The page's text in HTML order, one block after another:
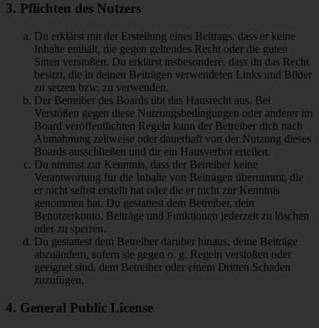
3. Pflichten des Nutzers
Du erklärst mit der Erstellung eines Beitrags, dass er keine
Inhalte enthält, die gegen geltendes Recht oder die guten
Sitten verstoßen. Du erklärst insbesondere, dass du das Recht
besitzt, die in deinen Beiträgen verwendeten Links und Bilder
zu setzen bzw. zu verwenden.
Der Betreiber des Boards übt das Hausrecht aus. Bei
Verstößen gegen diese Nutzungsbedingungen oder anderer im
Board veröffentlichten Regeln kann der Betreiber dich nach
Abmahnung zeitweise oder dauerhaft von der Nutzung dieses
Boards ausschließen und dir ein Hausverbot erteilen.
Du nimmst zur Kenntnis, dass der Betreiber keine
Verantwortung für die Inhalte von Beiträgen übernimmt, die
er nicht selbst erstellt hat oder die er nicht zur Kenntnis
genommen hat. Du gestattest dem Betreiber, dein
Benutzerkonto, Beiträge und Funktionen jederzeit zu löschen
oder zu sperren.
Du gestattest dem Betreiber darüber hinaus, deine Beiträge
abzuändern, sofern sie gegen o. g. Regeln verstoßen oder
geeignet sind, dem Betreiber oder einem Dritten Schaden
zuzufügen.
4. General Public License